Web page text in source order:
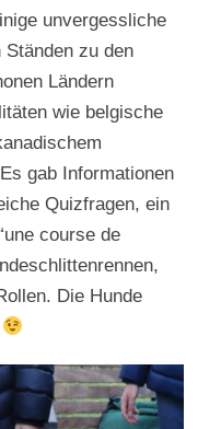
unvergessliche
Ständen zu den
Ländern
wie belgische
gab Informationen
Quizfragen, ein
course de
Die Hunde